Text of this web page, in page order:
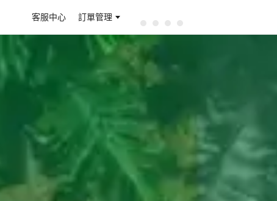
客服中心 訂單管理